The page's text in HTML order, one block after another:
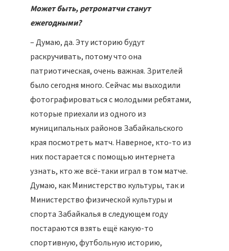
Может быть, ретроматчи станут
ежегодными?
– Думаю, да. Эту историю будут
раскручивать, потому что она
патриотическая, очень важная. Зрителей
было сегодня много. Сейчас мы выходили
фотографироваться с молодыми ребятами,
которые приехали из одного из
муниципальных районов Забайкальского
края посмотреть матч. Наверное, кто-то из
них постарается с помощью интернета
узнать, кто же всё-таки играл в том матче.
Думаю, как Министерство культуры, так и
Министерство физической культуры и
спорта Забайкалья в следующем году
постараются взять ещё какую-то
спортивную, футбольную историю,